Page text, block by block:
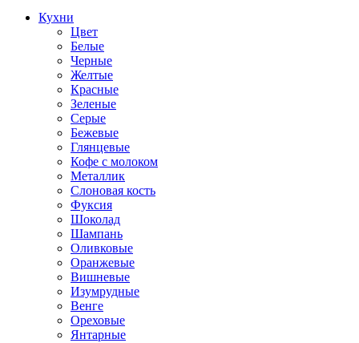
Кухни
Цвет
Белые
Черные
Желтые
Красные
Зеленые
Серые
Бежевые
Глянцевые
Кофе с молоком
Металлик
Слоновая кость
Фуксия
Шоколад
Шампань
Оливковые
Оранжевые
Вишневые
Изумрудные
Венге
Ореховые
Янтарные